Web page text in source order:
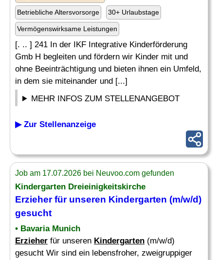
Betriebliche Altersvorsorge 30+ Urlaubstage
Vermögenswirksame Leistungen
[. .. ] 241 In der IKF Integrative Kinderförderung
Gmb H begleiten und fördern wir Kinder mit und
ohne Beeinträchtigung und bieten ihnen ein Umfeld,
in dem sie miteinander und [...]
MEHR INFOS ZUM STELLENANGEBOT
▶ Zur Stellenanzeige
Job am 17.07.2026 bei Neuvoo.com gefunden
Kindergarten Dreieinigkeitskirche
Erzieherfür unseren Kindergarten (m/w/d)
gesucht
• Bavaria Munich
Erzieher für unseren Kindergarten (m/w/d)
gesucht Wir sind ein lebensfroher, zweigruppiger